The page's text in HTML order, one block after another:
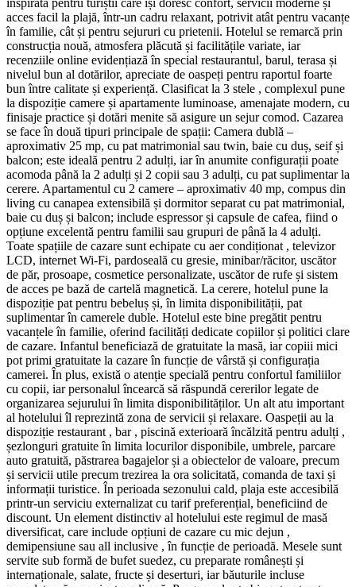
acces facil la plajă, într-un cadru relaxant, potrivit atât pentru vacanțe
în familie, cât și pentru sejururi cu prietenii. Hotelul se remarcă prin
construcția nouă, atmosfera plăcută și facilitățile variate, iar
recenziile online evidențiază în special restaurantul, barul, terasa și
nivelul bun al dotărilor, apreciate de oaspeți pentru raportul foarte
bun între calitate și experiență. Clasificat la 3 stele , complexul pune
la dispoziție camere și apartamente luminoase, amenajate modern, cu
finisaje practice și dotări menite să asigure un sejur comod. Cazarea
se face în două tipuri principale de spații: Camera dublă –
aproximativ 25 mp, cu pat matrimonial sau twin, baie cu duș, seif și
balcon; este ideală pentru 2 adulți, iar în anumite configurații poate
acomoda până la 2 adulți și 2 copii sau 3 adulți, cu pat suplimentar la
cerere. Apartamentul cu 2 camere – aproximativ 40 mp, compus din
living cu canapea extensibilă și dormitor separat cu pat matrimonial,
baie cu duș și balcon; include espressor și capsule de cafea, fiind o
opțiune excelentă pentru familii sau grupuri de până la 4 adulți.
Toate spațiile de cazare sunt echipate cu aer condiționat , televizor
LCD, internet Wi‑Fi, pardoseală cu gresie, minibar/răcitor, uscător
de păr, prosoape, cosmetice personalizate, uscător de rufe și sistem
de acces pe bază de cartelă magnetică. La cerere, hotelul pune la
dispoziție pat pentru bebeluș și, în limita disponibilității, pat
suplimentar în camerele duble. Hotelul este bine pregătit pentru
vacanțele în familie, oferind facilități dedicate copiilor și politici clare
de cazare. Infantul beneficiază de gratuitate la masă, iar copiii mici
pot primi gratuitate la cazare în funcție de vârstă și configurația
camerei. În plus, există o atenție specială pentru confortul familiilor
cu copii, iar personalul încearcă să răspundă cererilor legate de
organizarea sejurului în limita disponibilităților. Un alt atu important
al hotelului îl reprezintă zona de servicii și relaxare. Oaspeții au la
dispoziție restaurant , bar , piscină exterioară încălzită pentru adulți ,
șezlonguri gratuite în limita locurilor disponibile, umbrele, parcare
auto gratuită, păstrarea bagajelor și a obiectelor de valoare, precum
și servicii utile precum trezirea la ora solicitată, comanda de taxi și
informații turistice. În perioada sezonului cald, plaja este accesibilă
printr-un serviciu externalizat cu tarif preferențial, beneficiind de
discount. Un element distinctiv al hotelului este regimul de masă
diversificat, care include opțiuni de cazare cu mic dejun ,
demipensiune sau all inclusive , în funcție de perioadă. Mesele sunt
servite sub formă de bufet suedez, cu preparate românești și
internaționale, salate, fructe și deserturi, iar băuturile incluse